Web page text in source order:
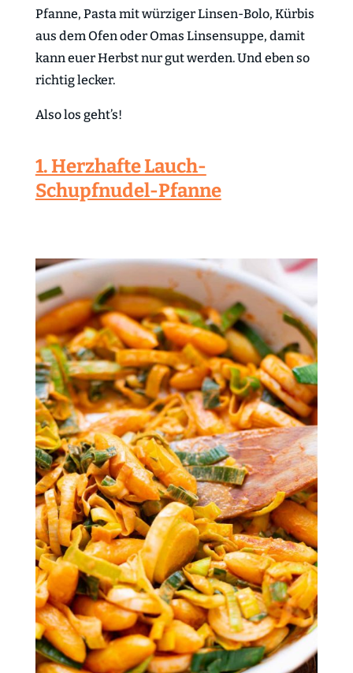
Pfanne, Pasta mit würziger Linsen-Bolo, Kürbis
aus dem Ofen oder Omas Linsensuppe, damit
kann euer Herbst nur gut werden. Und eben so
richtig lecker.
Also los geht’s!
1. Herzhafte Lauch-
Schupfnudel-Pfanne